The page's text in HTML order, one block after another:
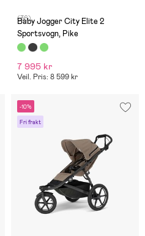
(36)
Baby Jogger City Elite 2
Sportsvogn, Pike
7 995 kr
Veil. Pris: 8 599 kr
-10%
Fri frakt